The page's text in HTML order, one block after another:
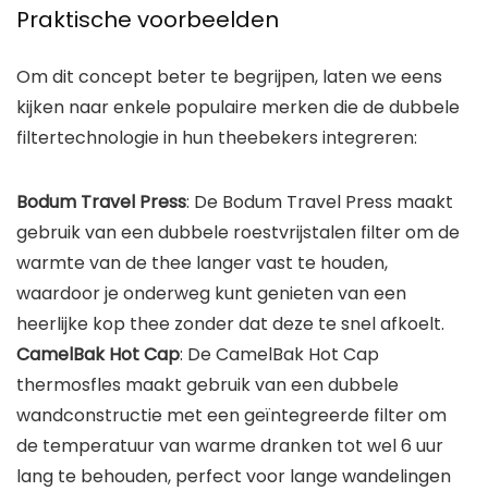
Praktische voorbeelden
Om dit concept beter te begrijpen, laten we eens
kijken naar enkele populaire merken die de dubbele
filtertechnologie in hun theebekers integreren:
Bodum Travel Press: De Bodum Travel Press maakt
gebruik van een dubbele roestvrijstalen filter om de
warmte van de thee langer vast te houden,
waardoor je onderweg kunt genieten van een
heerlijke kop thee zonder dat deze te snel afkoelt.
CamelBak Hot Cap: De CamelBak Hot Cap
thermosfles maakt gebruik van een dubbele
wandconstructie met een geïntegreerde filter om
de temperatuur van warme dranken tot wel 6 uur
lang te behouden, perfect voor lange wandelingen